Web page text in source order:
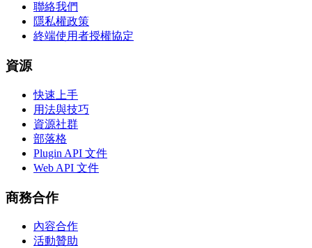
聯絡我們
隱私權政策
終端使用者授權協定
資源
快速上手
用法與技巧
資源社群
部落格
Plugin API 文件
Web API 文件
商務合作
內容合作
活動贊助